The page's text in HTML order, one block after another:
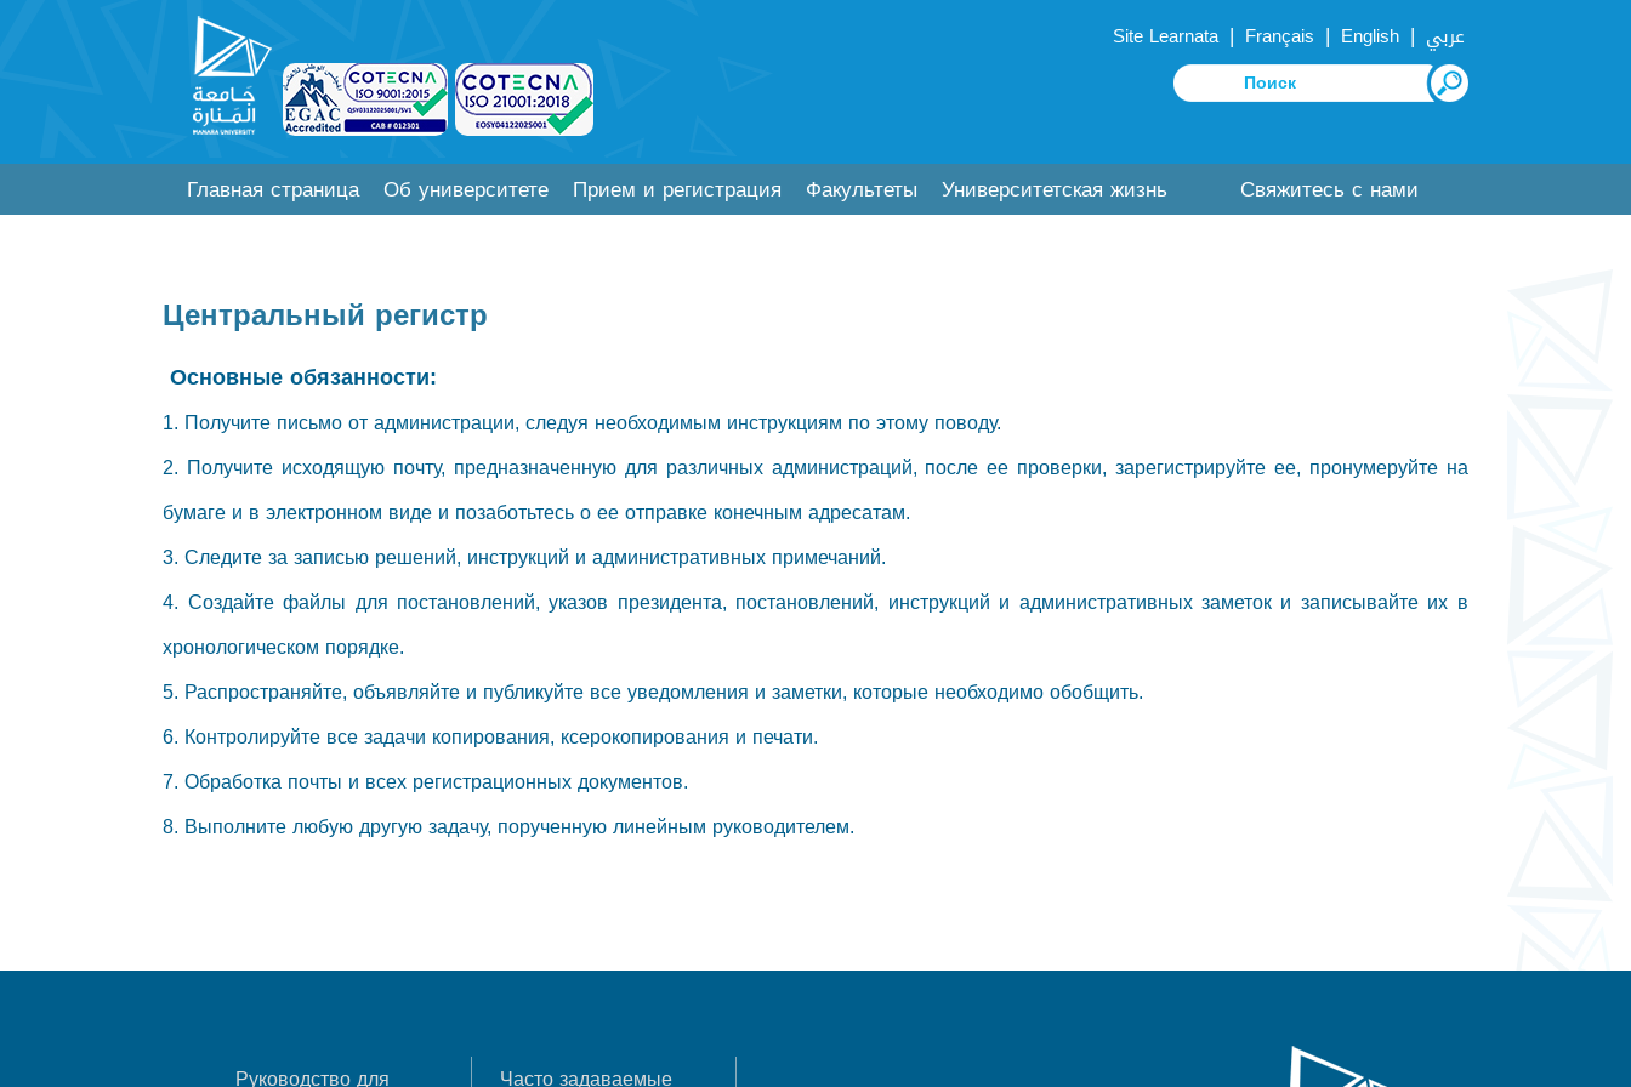
Site Learnata | Français | English | عربي
Главная страница Об университете Прием и регистрация Факультеты Университетская жизнь Свяжитесь с нами
Центральный регистр
Основные обязанности:
1. Получите письмо от администрации, следуя необходимым инструкциям по этому поводу.
2. Получите исходящую почту, предназначенную для различных администраций, после ее проверки, зарегистрируйте ее, пронумеруйте на
бумаге и в электронном виде и позаботьтесь о ее отправке конечным адресатам.
3. Следите за записью решений, инструкций и административных примечаний.
4. Создайте файлы для постановлений, указов президента, постановлений, инструкций и административных заметок и записывайте их в
хронологическом порядке.
5. Распространяйте, объявляйте и публикуйте все уведомления и заметки, которые необходимо обобщить.
6. Контролируйте все задачи копирования, ксерокопирования и печати.
7. Обработка почты и всех регистрационных документов.
8. Выполните любую другую задачу, порученную линейным руководителем.